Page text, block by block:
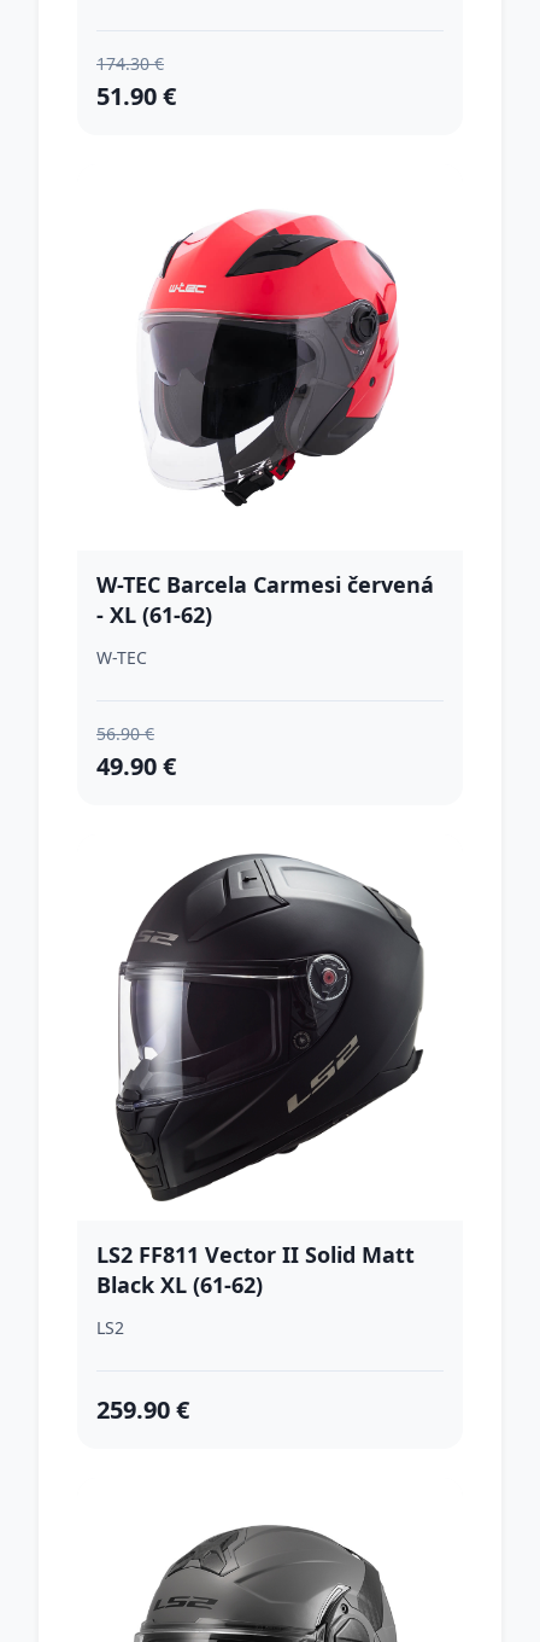
174.30 €
51.90 €
W-TEC Barcela Carmesi červená
- XL (61-62)
W-TEC
56.90 €
49.90 €
LS2 FF811 Vector II Solid Matt
Black XL (61-62)
LS2
259.90 €